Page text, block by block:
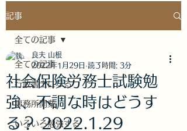
記事
全ての記事
行政書士になる
事務所開業
いろいろ勉強する
全ての記事
社会保険労務士試験勉
強、不調な時はどうす
る？ 2022.1.29
良夫 山根
2022年1月29日 読了時間: 3分